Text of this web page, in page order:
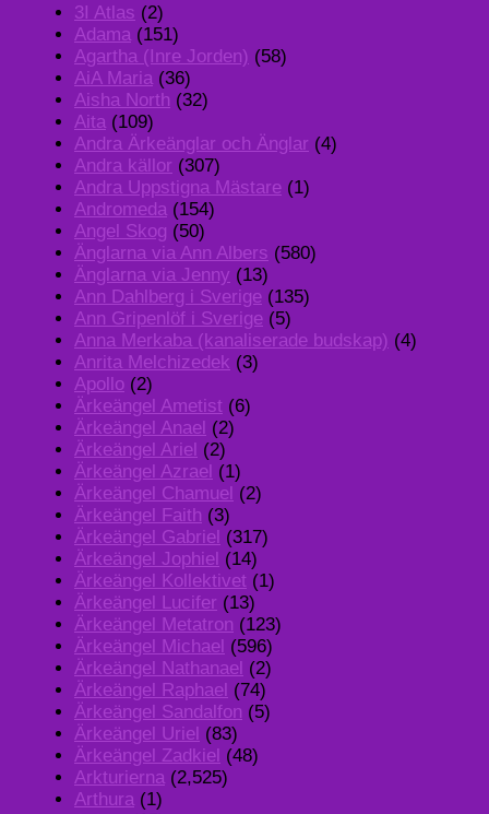
3I Atlas (2)
Adama (151)
Agartha (Inre Jorden) (58)
AiA Maria (36)
Aisha North (32)
Aita (109)
Andra Ärkeänglar och Änglar (4)
Andra källor (307)
Andra Uppstigna Mästare (1)
Andromeda (154)
Angel Skog (50)
Änglarna via Ann Albers (580)
Änglarna via Jenny (13)
Ann Dahlberg i Sverige (135)
Ann Gripenlöf i Sverige (5)
Anna Merkaba (kanaliserade budskap) (4)
Anrita Melchizedek (3)
Apollo (2)
Ärkeängel Ametist (6)
Ärkeängel Anael (2)
Ärkeängel Ariel (2)
Ärkeängel Azrael (1)
Ärkeängel Chamuel (2)
Ärkeängel Faith (3)
Ärkeängel Gabriel (317)
Ärkeängel Jophiel (14)
Ärkeängel Kollektivet (1)
Ärkeängel Lucifer (13)
Ärkeängel Metatron (123)
Ärkeängel Michael (596)
Ärkeängel Nathanael (2)
Ärkeängel Raphael (74)
Ärkeängel Sandalfon (5)
Ärkeängel Uriel (83)
Ärkeängel Zadkiel (48)
Arkturierna (2,525)
Arthura (1)